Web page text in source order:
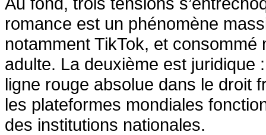
romance est un phénomène
notamment TikTok, et
adulte. La deuxième est
ligne rouge absolue dans le droit
les plateformes mondiales
des institutions nationales.